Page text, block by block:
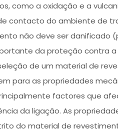
como a oxidação e a
contacto do ambiente de
não deve ser danificado
da proteção contra a
de um material de
para as propriedades
factores que
da ligação. As
do material de